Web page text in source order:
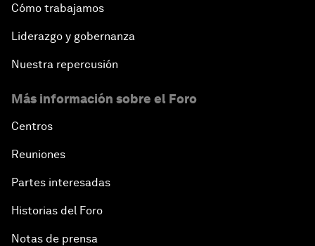
Cómo trabajamos
Liderazgo y gobernanza
Nuestra repercusión
Más información sobre el Foro
Centros
Reuniones
Partes interesadas
Historias del Foro
Notas de prensa